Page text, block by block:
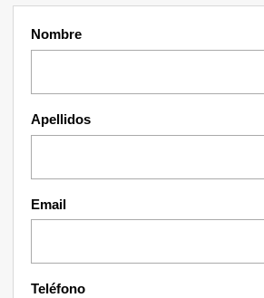
Nombre
Apellidos
Email
Teléfono